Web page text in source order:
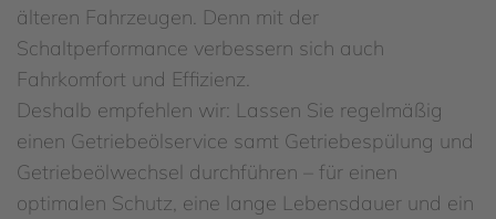
älteren Fahrzeugen. Denn mit der
Schaltperformance verbessern sich auch
Fahrkomfort und Effizienz.
Deshalb empfehlen wir: Lassen Sie regelmäßig
einen Getriebeölservice samt Getriebespülung und
Getriebeölwechsel durchführen – für einen
optimalen Schutz, eine lange Lebensdauer und ein